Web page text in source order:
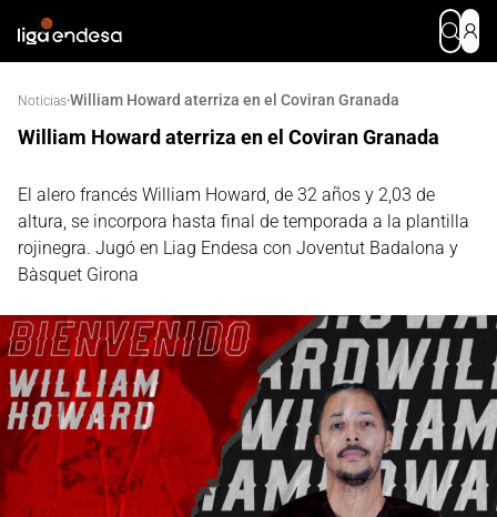
Noticias·William Howard aterriza en el Coviran Granada
William Howard aterriza en el Coviran Granada
El alero francés William Howard, de 32 años y 2,03 de
altura, se incorpora hasta final de temporada a la plantilla
rojinegra. Jugó en Liag Endesa con Joventut Badalona y
Bàsquet Girona